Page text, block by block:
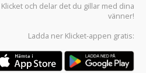
Klicket och delar det du gillar med dina
vänner!
Ladda ner Klicket-appen gratis: